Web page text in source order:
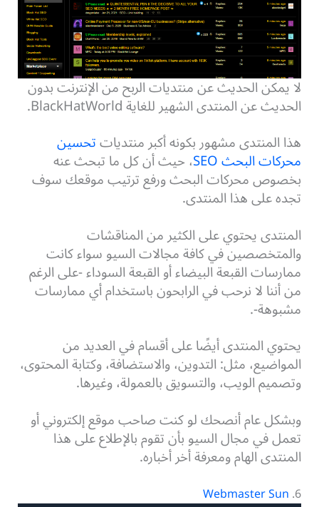
لا يمكن الحديث عن منتديات الربح من الإنترنت بدون
الحديث عن المنتدى الشهير للغاية BlackHatWorld.
هذا المنتدى مشهور بكونه أكبر منتدياتتحسين
محركات البحث SEO ، حيث أن كل ما تبحث عنه
بخصوص محركات البحث ورفع ترتيب موقعك سوف
تجده على هذا المنتدى.
المنتدى يحتوي على الكثير من المناقشات
والمتخصصين في كافة مجالات السيو سواء كانت
ممارسات القبعة البيضاء أو القبعة السوداء -على الرغم
من أننا لا نرحب في الرابحون باستخدام أي ممارسات
مشبوهة-.
يحتوي المنتدى أيضًا على أقسام في العديد من
المواضيع، مثل: التدوين، والاستضافة، وكتابة المحتوى،
وتصميم الويب، والتسويق بالعمولة، وغيرها.
وبشكل عام أنصحك لو كنت صاحب موقع إلكتروني أو
تعمل في مجال السيو بأن تقوم بالإطلاع على هذا
المنتدى الهام ومعرفة أخر أخباره.
6.
Webmaster Sun